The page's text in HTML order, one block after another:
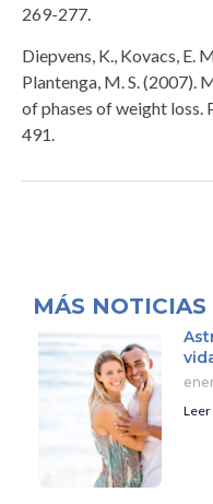
269-277.
Diepvens, K., Kovacs, E.
Plantenga, M. S. (2007).
of phases of weight loss.
491.
MÁS NOTICIAS
Leer